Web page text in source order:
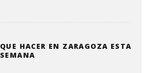
QUE HACER EN ZARAGOZA ESTA
SEMANA